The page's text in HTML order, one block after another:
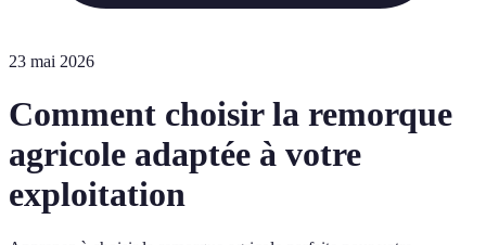
23 mai 2026
Comment choisir la remorque
agricole adaptée à votre
exploitation